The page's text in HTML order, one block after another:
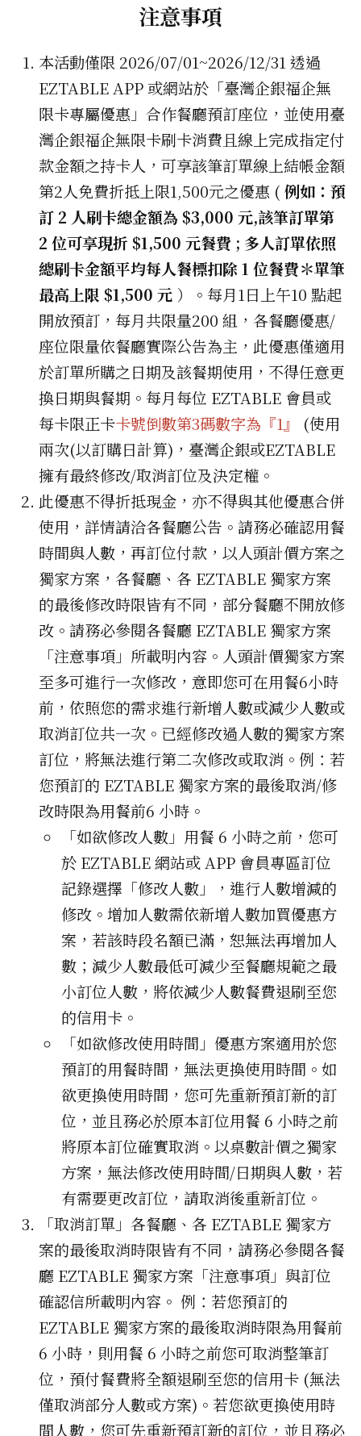
注意事項
本活動僅限 2026/07/01~2026/12/31 透過
EZTABLE APP 或網站於「臺灣企銀福企無
限卡專屬優惠」合作餐廳預訂座位，並使用臺
灣企銀福企無限卡刷卡消費且線上完成指定付
款金額之持卡人，可享該筆訂單線上結帳金額
第2人免費折抵上限1,500元之優惠 ( 例如：預
訂 2 人刷卡總金額為 $3,000 元,該筆訂單第
2 位可享現折 $1,500 元餐費 ; 多人訂單依照
總刷卡金額平均每人餐標扣除 1 位餐費＊單筆
最高上限 $1,500 元 ）。每月1日上午10 點起
開放預訂，每月共限量200 組，各餐廳優惠/
座位限量依餐廳實際公告為主，此優惠僅適用
於訂單所購之日期及該餐期使用，不得任意更
換日期與餐期。每月每位 EZTABLE 會員或
每卡限正卡卡號倒數第3碼數字為『1』
(使用
兩次(以訂購日計算)，臺灣企銀或EZTABLE
擁有最終修改/取消訂位及決定權。
此優惠不得折抵現金，亦不得與其他優惠合併
使用，詳情請洽各餐廳公告。請務必確認用餐
時間與人數，再訂位付款，以人頭計價方案之
獨家方案，各餐廳、各 EZTABLE 獨家方案
的最後修改時限皆有不同，部分餐廳不開放修
改。請務必參閱各餐廳 EZTABLE 獨家方案
「注意事項」所載明內容。人頭計價獨家方案
至多可進行一次修改，意即您可在用餐6小時
前，依照您的需求進行新增人數或減少人數或
取消訂位共一次。已經修改過人數的獨家方案
訂位，將無法進行第二次修改或取消。例：若
您預訂的 EZTABLE 獨家方案的最後取消/修
改時限為用餐前6 小時。
「如欲修改人數」用餐 6 小時之前，您可
於 EZTABLE 網站或 APP 會員專區訂位
記錄選擇「修改人數」，進行人數增減的
修改。增加人數需依新增人數加買優惠方
案，若該時段名額已滿，恕無法再增加人
數；減少人數最低可減少至餐廳規範之最
小訂位人數，將依減少人數餐費退刷至您
的信用卡。
「如欲修改使用時間」優惠方案適用於您
預訂的用餐時間，無法更換使用時間。如
欲更換使用時間，您可先重新預訂新的訂
位，並且務必於原本訂位用餐 6 小時之前
將原本訂位確實取消。以桌數計價之獨家
方案，無法修改使用時間/日期與人數，若
有需要更改訂位，請取消後重新訂位。
「取消訂單」各餐廳、各 EZTABLE 獨家方
案的最後取消時限皆有不同，請務必參閱各餐
廳 EZTABLE 獨家方案「注意事項」與訂位
確認信所載明內容。 例：若您預訂的
EZTABLE 獨家方案的最後取消時限為用餐前
6 小時，則用餐 6 小時之前您可取消整筆訂
位，預付餐費將全額退刷至您的信用卡 (無法
僅取消部分人數或方案)。若您欲更換使用時
間人數，您可先重新預訂新的訂位，並且務必